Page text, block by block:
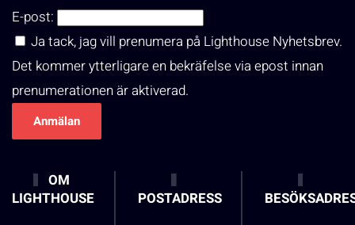
E-post:
Ja tack, jag vill prenumera på Lighthouse Nyhetsbrev.
Det kommer ytterligare en bekräfelse via epost innan
prenumerationen är aktiverad.
OM
LIGHTHOUSE
POSTADRESS